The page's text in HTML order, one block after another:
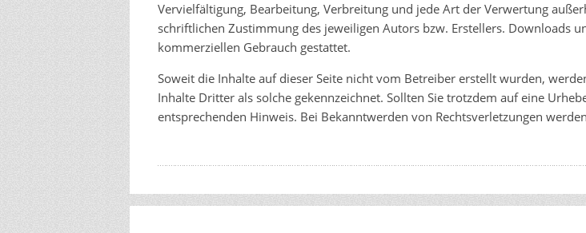
Vervielfältigung, Bearbeitung, Verbreitung und jede Art der Verwertung
schriftlichen Zustimmung des jeweiligen Autors bzw. Erstellers. Downloads
kommerziellen Gebrauch gestattet.
Soweit die Inhalte auf dieser Seite nicht vom Betreiber erstellt wurden,
Inhalte Dritter als solche gekennzeichnet. Sollten Sie trotzdem auf eine
entsprechenden Hinweis. Bei Bekanntwerden von Rechtsverletzungen